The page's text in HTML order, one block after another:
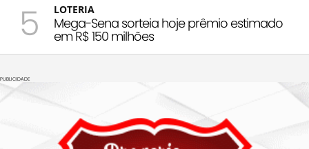
5 LOTERIA
Mega-Sena sorteia hoje prêmio estimado
em R$ 150 milhões
PUBLICIDADE